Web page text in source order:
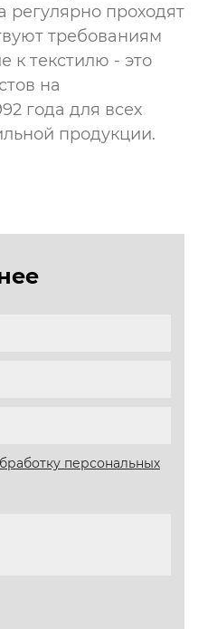
регулярно проходят
требованиям
к текстилю - это
на
года для всех
продукции.
персональных